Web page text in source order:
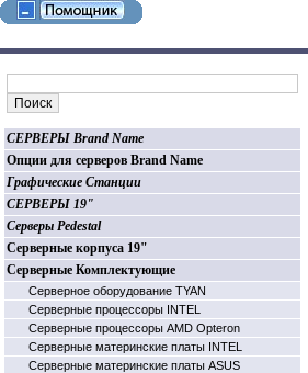
СЕРВЕРЫ Brand Name
Опции для серверов Brand Name
Графические Станции
СЕРВЕРЫ 19"
Серверы Pedestal
Серверные корпуса 19"
Серверные Комплектующие
Серверное оборудование TYAN
Серверные процессоры INTEL
Серверные процессоры AMD Opteron
Серверные материнские платы INTEL
Серверные материнские платы ASUS